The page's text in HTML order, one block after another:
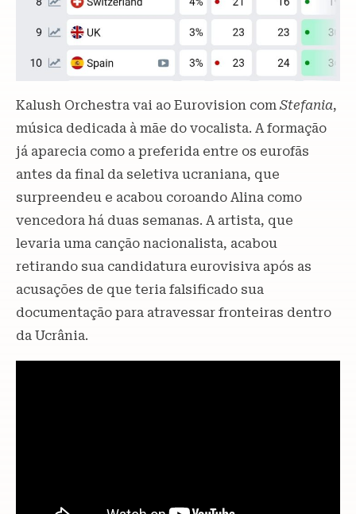
Kalush Orchestra vai ao Eurovision com Stefania,
música dedicada à mãe do vocalista. A formação
já aparecia como a preferida entre os eurofãs
antes da final da seletiva ucraniana, que
surpreendeu e acabou coroando Alina como
vencedora há duas semanas. A artista, que
levaria uma canção nacionalista, acabou
retirando sua candidatura eurovisiva após as
acusações de que teria falsificado sua
documentação para atravessar fronteiras dentro
da Ucrânia.